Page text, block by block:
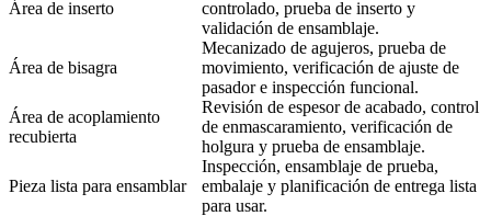
Área de inserto
controlado, prueba de inserto y
validación de ensamblaje.
Área de bisagra
Mecanizado de agujeros, prueba de
movimiento, verificación de ajuste de
pasador e inspección funcional.
Área de acoplamiento
recubierta
Revisión de espesor de acabado, control
de enmascaramiento, verificación de
holgura y prueba de ensamblaje.
Pieza lista para ensamblar
Inspección, ensamblaje de prueba,
embalaje y planificación de entrega lista
para usar.